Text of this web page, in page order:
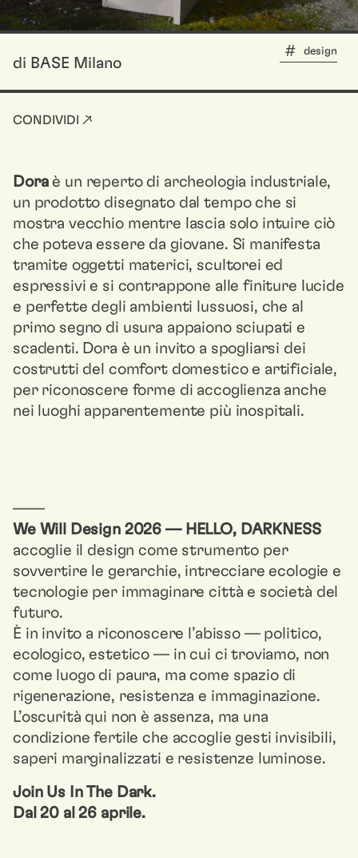
di BASE Milano
design
CONDIVIDI ↗
Doraè un reperto di archeologia industriale,
un prodotto disegnato dal tempo che si
mostra vecchio mentre lascia solo intuire ciò
che poteva essere da giovane. Si manifesta
tramite oggetti materici, scultorei ed
espressivi e si contrappone alle finiture lucide
e perfette degli ambienti lussuosi, che al
primo segno di usura appaiono sciupati e
scadenti. Dora è un invito a spogliarsi dei
costrutti del comfort domestico e artificiale,
per riconoscere forme di accoglienza anche
nei luoghi apparentemente più inospitali.
––––
We Will Design 2026 — HELLO, DARKNESS
accoglie il design come strumento per
sovvertire le gerarchie, intrecciare ecologie e
tecnologie per immaginare città e società del
futuro.
È in invito a riconoscere l’abisso — politico,
ecologico, estetico — in cui ci troviamo, non
come luogo di paura, ma come spazio di
rigenerazione, resistenza e immaginazione.
L’oscurità qui non è assenza, ma una
condizione fertile che accoglie gesti invisibili,
saperi marginalizzati e resistenze luminose.
Join Us In The Dark.
Dal 20 al 26 aprile.